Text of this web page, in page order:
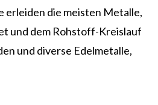
erleiden die meisten Metalle,
und dem Rohstoff-Kreislauf
und diverse Edelmetalle,